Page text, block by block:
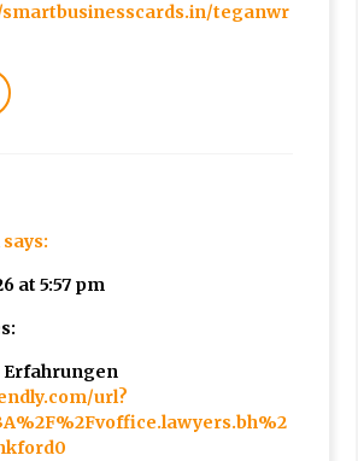
teganwr
says:
at 5:57 pm
Erfahrungen
url?